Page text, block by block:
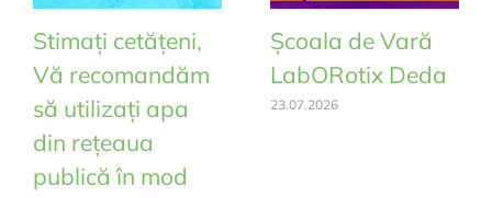
Stimați cetățeni,
Vă recomandăm
să utilizați apa
din rețeaua
publică în mod
Școala de Vară
LabORotix Deda
23.07.2026